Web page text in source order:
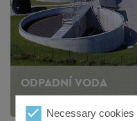
ODPADNÍ VODA
Necessary cookies